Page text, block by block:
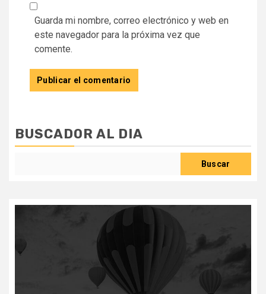
Guarda mi nombre, correo electrónico y web en
este navegador para la próxima vez que
comente.
BUSCADOR AL DIA
Buscar